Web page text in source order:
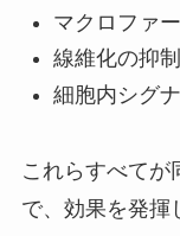
マクロファ
線維化の抑制
細胞内シグ
これらすべてが
で、効果を発揮